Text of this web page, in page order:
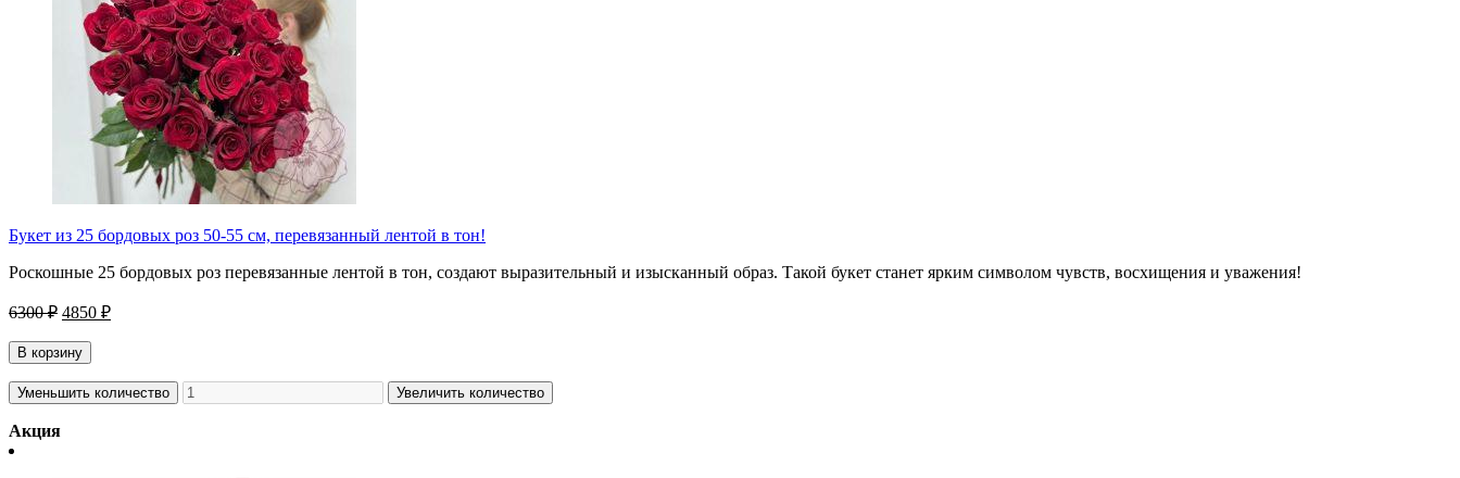
Букет из 25 бордовых роз 50-55 см, перевязанный лентой в тон!
Роскошные 25 бордовых роз перевязанные лентой в тон, создают выразительный и изысканный образ. Такой букет станет ярким символом чувств, восхищения и уважения!
6300 ₽ 4850 ₽
В корзину
Уменьшить количество Увеличить количество
Акция